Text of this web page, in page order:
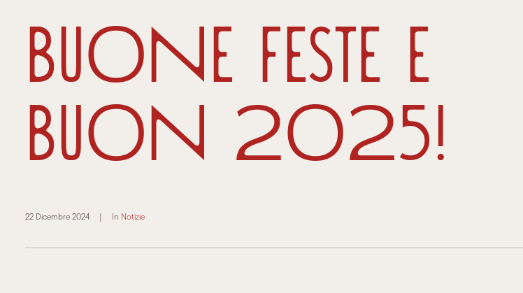
Buone feste e
buon 2025!
22 Dicembre 2024 | In Notizie